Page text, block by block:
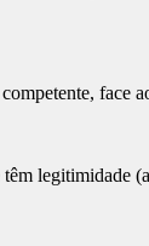
face
legitimidade